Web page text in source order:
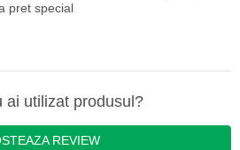
pret special
ai utilizat produsul?
REVIEW